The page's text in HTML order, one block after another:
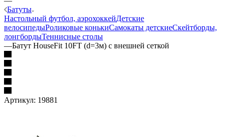
Батуты
Настольный футбол, аэрохоккейДетские
велосипедыРоликовые конькиСамокаты детскиеСкейтборды,
лонгбордыТеннисные столы
—Батут HouseFit 10FT (d=3м) с внешней сеткой
Артикул: 19881